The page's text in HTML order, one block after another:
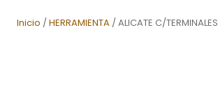
Inicio /HERRAMIENTA / ALICATE C/TERMINALES